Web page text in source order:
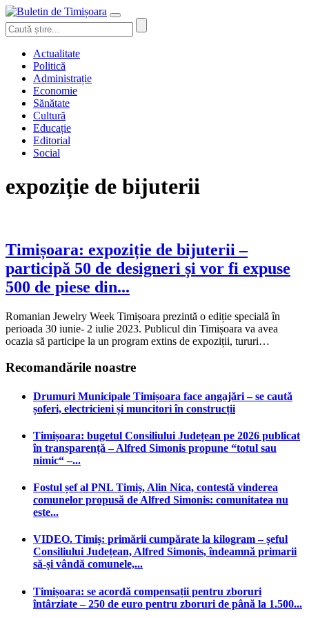
Actualitate
Politică
Administrație
Economie
Sănătate
Cultură
Educație
Editorial
Social
expoziție de bijuterii
Timișoara: expoziție de bijuterii –
participă 50 de designeri și vor fi expuse
500 de piese din...
Romanian Jewelry Week Timișoara prezintă o ediție specială în
perioada 30 iunie- 2 iulie 2023. Publicul din Timișoara va avea
ocazia să participe la un program extins de expoziții, tururi…
Recomandările noastre
Drumuri Municipale Timișoara face angajări – se caută
șoferi, electricieni și muncitori în construcții
Timișoara: bugetul Consiliului Județean pe 2026 publicat
în transparență – Alfred Simonis propune “totul sau
nimic“ –...
Fostul șef al PNL Timiș, Alin Nica, contestă vinderea
comunelor propusă de Alfred Simonis: comunitatea nu
este...
VIDEO. Timiș: primării cumpărate la kilogram – șeful
Consiliului Județean, Alfred Simonis, îndeamnă primarii
să-și vândă comunele,...
Timișoara: se acordă compensații pentru zboruri
întârziate – 250 de euro pentru zboruri de până la 1.500...